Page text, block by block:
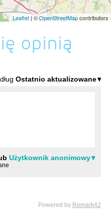
Leaflet | ©OpenStreetMapcontributors
opinią